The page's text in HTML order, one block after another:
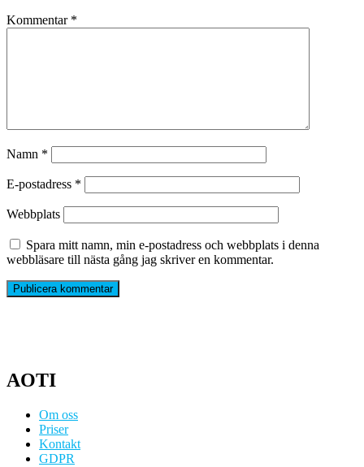
Kommentar *
Namn *
E-postadress *
Webbplats
Spara mitt namn, min e-postadress och webbplats i denna
webbläsare till nästa gång jag skriver en kommentar.
AOTI
Om oss
Priser
Kontakt
GDPR